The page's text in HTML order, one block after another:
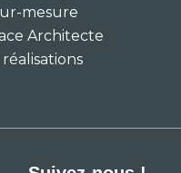
mesure
Architecte
réalisations